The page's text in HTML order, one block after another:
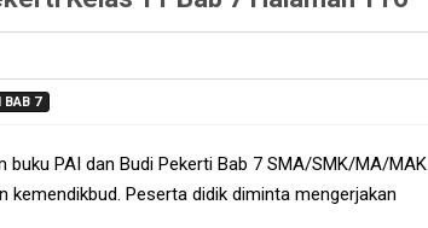
BAB 7
buku PAI dan Budi Pekerti Bab 7 SMA/SMK/MA/MAK
kemendikbud. Peserta didik diminta mengerjakan